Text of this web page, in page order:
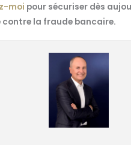
moi pour sécuriser dès
contre la fraude bancaire.